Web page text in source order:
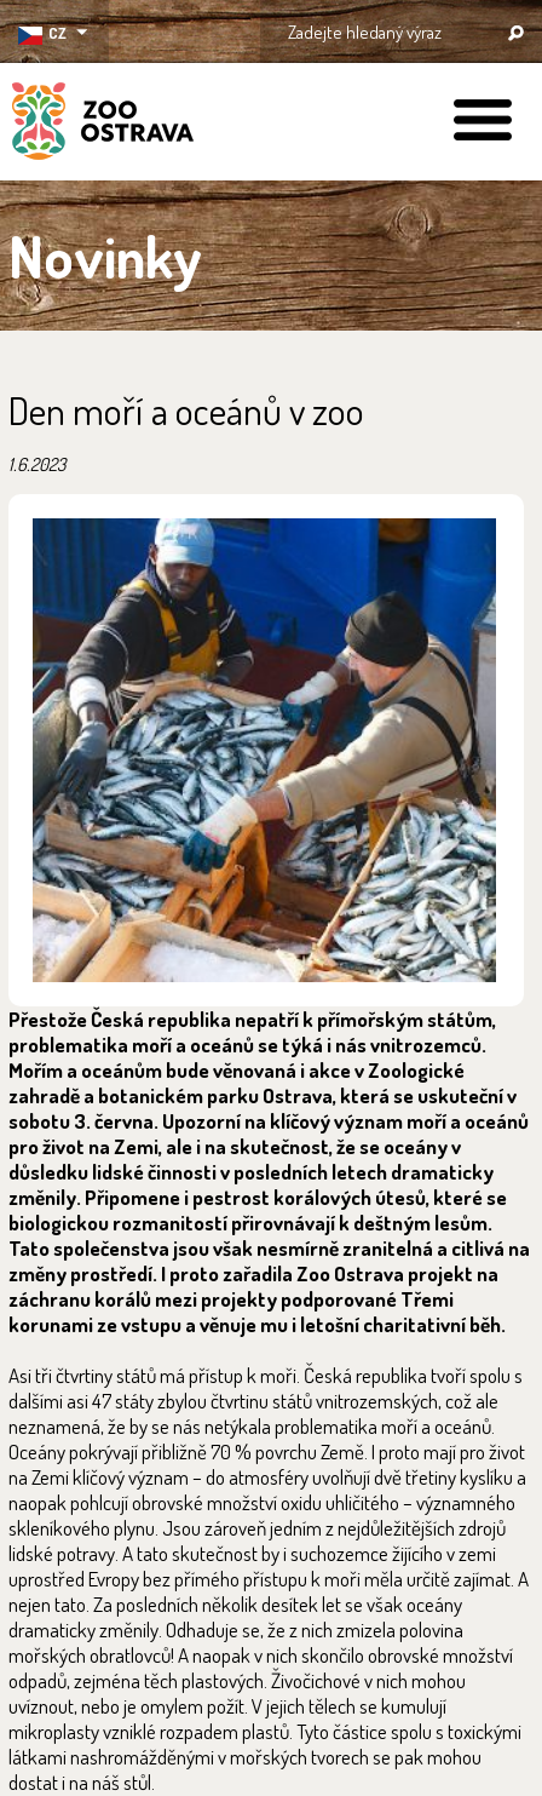
CZ
ZOO Ostrava
Novinky
Den moří a oceánů v zoo
1.6.2023
Přestože Česká republika nepatří k přímořským státům,
problematika moří a oceánů se týká i nás vnitrozemců.
Mořím a oceánům bude věnovaná i akce v Zoologické
zahradě a botanickém parku Ostrava, která se uskuteční v
sobotu 3. června. Upozorní na klíčový význam moří a oceánů
pro život na Zemi, ale i na skutečnost, že se oceány v
důsledku lidské činnosti v posledních letech dramaticky
změnily. Připomene i pestrost korálových útesů, které se
biologickou rozmanitostí přirovnávají k deštným lesům.
Tato společenstva jsou však nesmírně zranitelná a citlivá na
změny prostředí. I proto zařadila Zoo Ostrava projekt na
záchranu korálů mezi projekty podporované Třemi
korunami ze vstupu a věnuje mu i letošní charitativní běh.
Asi tři čtvrtiny států má přístup k moři. Česká republika tvoří spolu s
dalšími asi 47 státy zbylou čtvrtinu států vnitrozemských, což ale
neznamená, že by se nás netýkala problematika moří a oceánů.
Oceány pokrývají přibližně 70 % povrchu Země. I proto mají pro život
na Zemi klíčový význam – do atmosféry uvolňují dvě třetiny kyslíku a
naopak pohlcují obrovské množství oxidu uhličitého – významného
skleníkového plynu. Jsou zároveň jedním z nejdůležitějších zdrojů
lidské potravy. A tato skutečnost by i suchozemce žijícího v zemi
uprostřed Evropy bez přímého přístupu k moři měla určitě zajímat. A
nejen tato. Za posledních několik desítek let se však oceány
dramaticky změnily. Odhaduje se, že z nich zmizela polovina
mořských obratlovců! A naopak v nich skončilo obrovské množství
odpadů, zejména těch plastových. Živočichové v nich mohou
uvíznout, nebo je omylem požít. V jejich tělech se kumulují
mikroplasty vzniklé rozpadem plastů. Tyto částice spolu s toxickými
látkami nashromážděnými v mořských tvorech se pak mohou
dostat i na náš stůl.